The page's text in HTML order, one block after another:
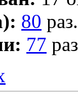
80 раз.
77